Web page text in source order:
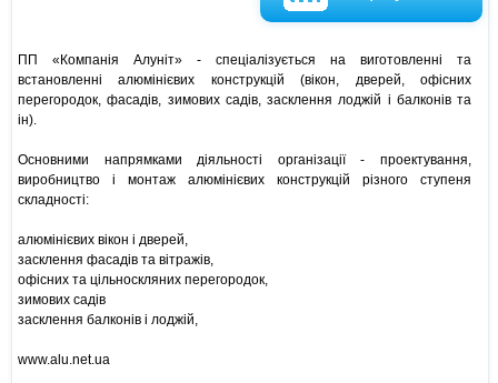
ПП «Компанія Алуніт» - спеціалізується на виготовленні та
встановленні алюмінієвих конструкцій (вікон, дверей, офісних
перегородок, фасадів, зимових садів, засклення лоджій і балконів та
ін).
Основними напрямками діяльності організації - проектування,
виробництво і монтаж алюмінієвих конструкцій різного ступеня
складності:
алюмінієвих вікон і дверей,
засклення фасадів та вітражів,
офісних та цільноскляних перегородок,
зимових садів
засклення балконів і лоджій,
www.alu.net.ua